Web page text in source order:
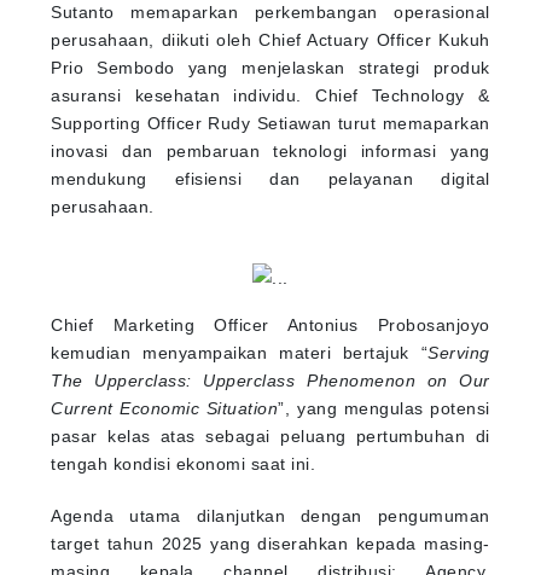
Sutanto memaparkan perkembangan operasional
perusahaan, diikuti oleh Chief Actuary Officer Kukuh
Prio Sembodo yang menjelaskan strategi produk
asuransi kesehatan individu. Chief Technology &
Supporting Officer Rudy Setiawan turut memaparkan
inovasi dan pembaruan teknologi informasi yang
mendukung efisiensi dan pelayanan digital
perusahaan.
Chief Marketing Officer Antonius Probosanjoyo
kemudian menyampaikan materi bertajuk “Serving
The Upperclass: Upperclass Phenomenon on Our
Current Economic Situation”, yang mengulas potensi
pasar kelas atas sebagai peluang pertumbuhan di
tengah kondisi ekonomi saat ini.
Agenda utama dilanjutkan dengan pengumuman
target tahun 2025 yang diserahkan kepada masing-
masing kepala channel distribusi: Agency,